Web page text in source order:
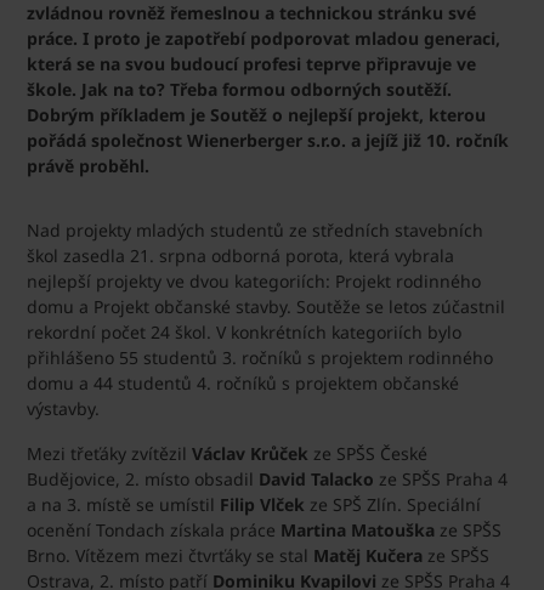
zvládnou rovněž řemeslnou a technickou stránku své
práce. I proto je zapotřebí podporovat mladou generaci,
která se na svou budoucí profesi teprve připravuje ve
škole. Jak na to? Třeba formou odborných soutěží.
Dobrým příkladem je Soutěž o nejlepší projekt, kterou
pořádá společnost Wienerberger s.r.o. a jejíž již 10. ročník
právě proběhl.
Nad projekty mladých studentů ze středních stavebních
škol zasedla 21. srpna odborná porota, která vybrala
nejlepší projekty ve dvou kategoriích: Projekt rodinného
domu a Projekt občanské stavby. Soutěže se letos zúčastnil
rekordní počet 24 škol. V konkrétních kategoriích bylo
přihlášeno 55 studentů 3. ročníků s projektem rodinného
domu a 44 studentů 4. ročníků s projektem občanské
výstavby.
Mezi třeťáky zvítězil Václav Krůček ze SPŠS České
Budějovice, 2. místo obsadil David Talacko ze SPŠS Praha 4
a na 3. místě se umístil Filip Vlček ze SPŠ Zlín. Speciální
ocenění Tondach získala práce Martina Matouška ze SPŠS
Brno. Vítězem mezi čtvrťáky se stal Matěj Kučera ze SPŠS
Ostrava, 2. místo patří Dominiku Kvapilovi ze SPŠS Praha 4